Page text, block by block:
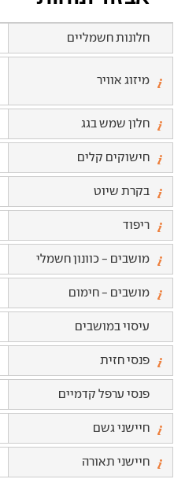
חלונות חשמליים
מיזוג אוויר
חלון שמש בגג
חישוקים קלים
בקרת שיוט
ריפוד
מושבים - כוונון חשמלי
מושבים - חימום
עיסוי במושבים
פנסי חזית
פנסי ערפל קדמיים
חיישני גשם
חיישני תאורה